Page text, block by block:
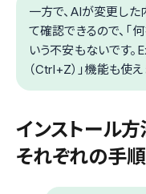
一方で、AIが変更し
て確認できるので、「
いう不安もないです
（Ctrl+Z）」機能も使え
インストール方
それぞれの手順